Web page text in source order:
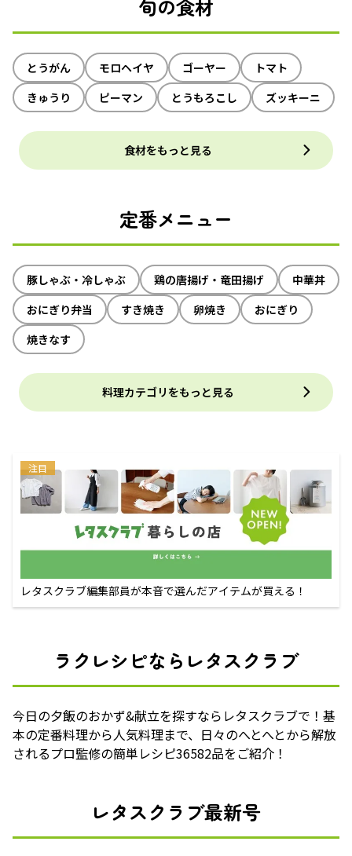
旬の食材
とうがん モロヘイヤ ゴーヤー
トマト
きゅうり
ピーマン とうもろこし ズッキーニ
食材をもっと見る
定番メニュー
豚しゃぶ・冷しゃぶ 鶏の唐揚げ・竜田揚げ
中華丼
おにぎり弁当
すき焼き 卵焼き
おにぎり
焼きなす
料理カテゴリをもっと見る
注目
レタスクラブ編集部員が本音で選んだアイテムが買える！
ラクレシピならレタスクラブ
今日の夕飯のおかず&献立を探すならレタスクラブで！基
本の定番料理から人気料理まで、日々のへとへとから解放
されるプロ監修の簡単レシピ36582品をご紹介！
レタスクラブ最新号